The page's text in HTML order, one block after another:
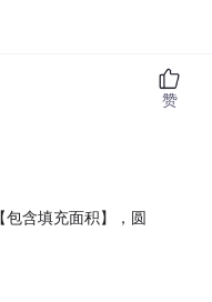
含填充面积】，圆
赞